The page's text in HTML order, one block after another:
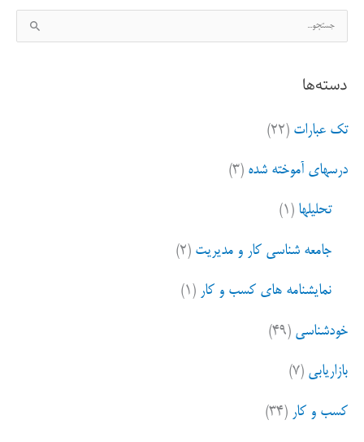
س
ج
ب
ا
دسته‌ها
تک عبارات (۲۲)
درسهای آموخته شده (۳)
تحلیلها (۱)
جامعه شناسی کار و مدیریت (۲)
نمایشنامه های کسب و کار (۱)
خودشناسی (۴۹)
بازاریابی (۷)
کسب و کار (۳۴)